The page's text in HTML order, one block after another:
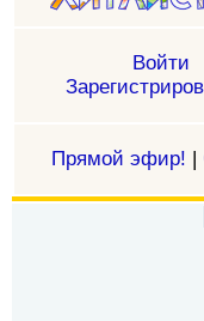
Войти
Прямой эфир! |